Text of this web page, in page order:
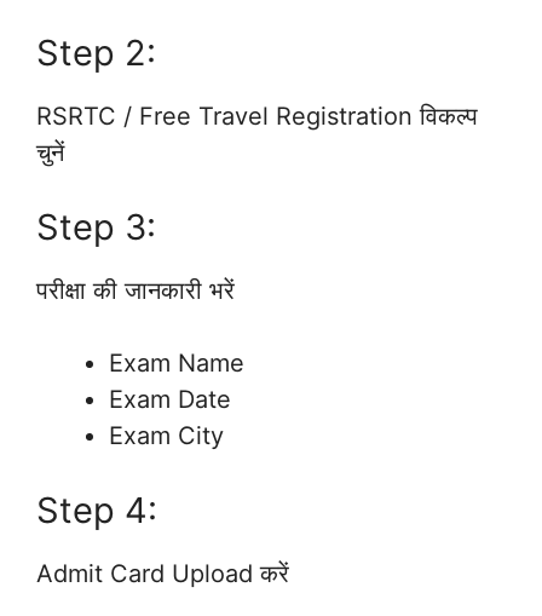
Step 2:
RSRTC / Free Travel Registration विकल्प
चुनें
Step 3:
परीक्षा की जानकारी भरें
Exam Name
Exam Date
Exam City
Step 4:
Admit Card Upload करें